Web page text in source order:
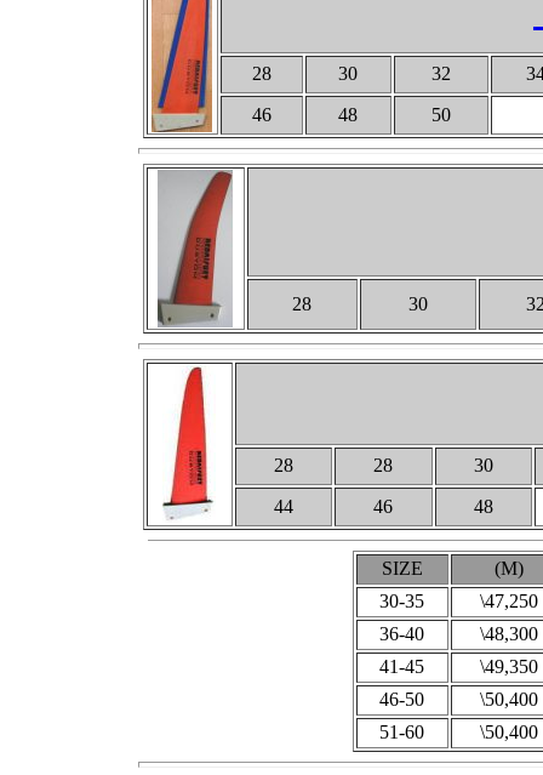
28 30 32
46
48 50
28 30
28 28
30
44
46 48
SIZE
(M)
30-35
\47,250
36-40
\48,300
41-45
\49,350
46-50
\50,400
51-60
\50,400